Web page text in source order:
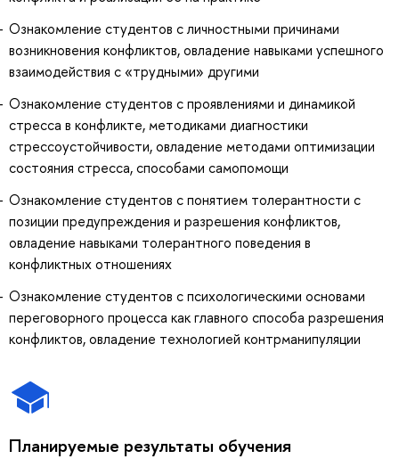
Ознакомление студентов с личностными причинами
возникновения конфликтов, овладение навыками успешного
взаимодействия с «трудными» другими
Ознакомление студентов с проявлениями и динамикой
стресса в конфликте, методиками диагностики
стрессоустойчивости, овладение методами оптимизации
состояния стресса, способами самопомощи
Ознакомление студентов с понятием толерантности с
позиции предупреждения и разрешения конфликтов,
овладение навыками толерантного поведения в
конфликтных отношениях
Ознакомление студентов с психологическими основами
переговорного процесса как главного способа разрешения
конфликтов, овладение технологией контрманипуляции
Планируемые результаты обучения